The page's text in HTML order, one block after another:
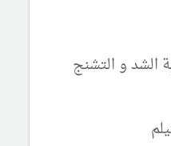
الشد و التشنج